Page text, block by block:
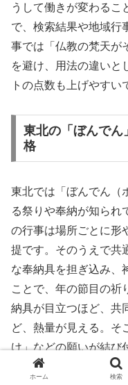
うして働きが変わるこ
で、検索結果や地域行
事では「仏教の梵天が
を避け、用法の違いと
トの点数も上げやすい
東北の「ぼんでん
格
東北では「ぼんでん（
る祭りや奉納が知られ
の行事は場所ごとに形
提です。そのうえで共
な奉納具を担ぎ込み、
ことで、年の節目の祈
納具が目立つほど、共
ど、熱量が見える。そ
け」などの願いが結び
し、ここは寺の梵天像
ホーム 検索